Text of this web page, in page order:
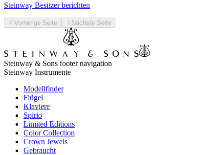
Steinway Besitzer berichten
Vorherige Seite Nächste Seite
Steinway & Sons footer navigation
Steinway Instrumente
Modellfinder
Flügel
Klaviere
Spirio
Limited Editions
Color Collection
Crown Jewels
Gebraucht